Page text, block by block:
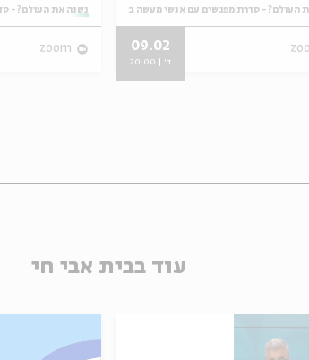
העולם? - סדרת מפגשים עם אנשי מעשה בשדות חברתיים מגוונים
09.02
ד' | 20:00
מתוך:
נשנה את העולם? -
zoom
עוד בבית אבי חי